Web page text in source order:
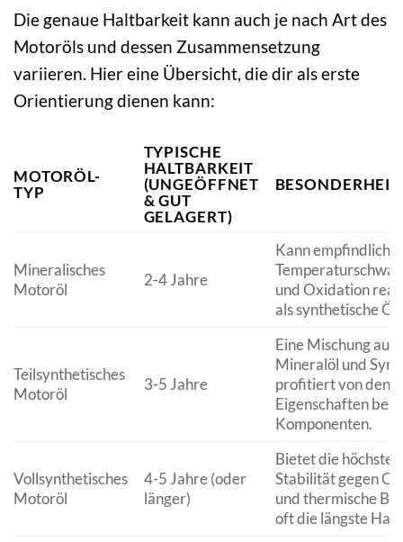
Die genaue Haltbarkeit kann auch je nach Art des
Motoröls und dessen Zusammensetzung
variieren. Hier eine Übersicht, die dir als erste
Orientierung dienen kann:
MOTORÖL-
TYP
TYPISCHE
HALTBARKEIT
(UNGEÖFFNET
& GUT
GELAGERT)
Mineralisches
Motoröl
2-4 Jahre
Kann
und Oxidation
als synthetische
Teilsynthetisches
Motoröl
3-5 Jahre
Eine Mischung aus
Mineralöl und
profitiert von den
Eigenschaften
Komponenten.
Vollsynthetisches
Motoröl
4-5 Jahre (oder
länger)
Bietet die höchste
Stabilität gegen
und thermische
oft die längste